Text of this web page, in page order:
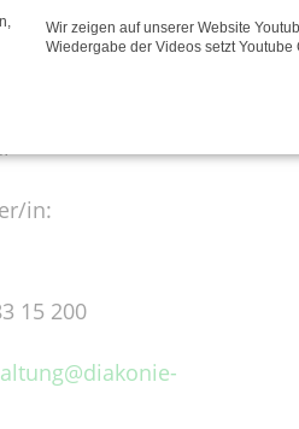
der Ev.-Luth.
e.V.
in:
15 200
Wir zeigen auf unserer Website
Wiedergabe der Videos setzt Youtube